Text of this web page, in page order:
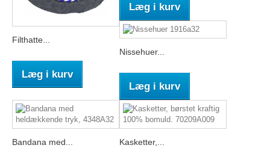
Filthatte...
Læg i kurv
Læg i kurv
Nissehuer...
Læg i kurv
Bandana med... Kasketter,...